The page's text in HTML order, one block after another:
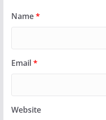
Name*
Email*
Website